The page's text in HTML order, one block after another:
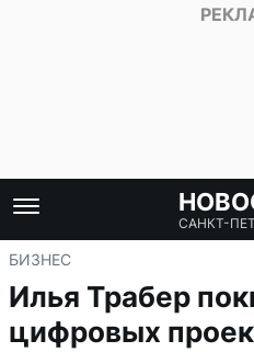
САНКТ-
БИЗНЕС
Илья Трабер
цифровых